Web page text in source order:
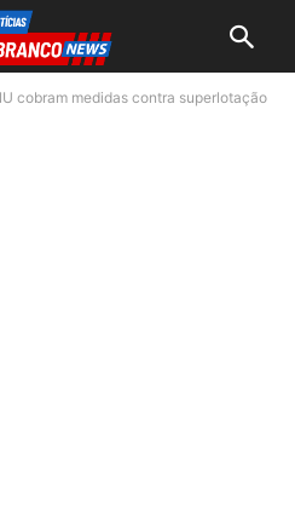
cobram medidas contra superlotação